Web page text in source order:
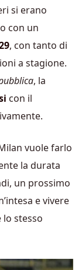
si erano
con un
, con tanto di
a stagione.
, la
con il
vuole farlo
la durata
un prossimo
e vivere
lo stesso